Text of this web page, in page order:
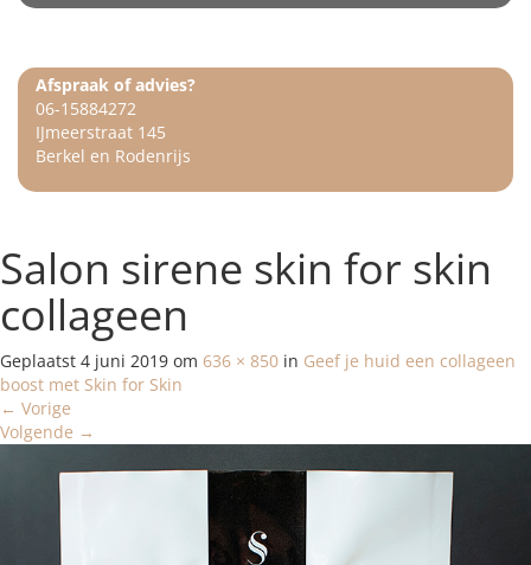
Afspraak of advies?
06-15884272
IJmeerstraat 145
Berkel en Rodenrijs
Salon sirene skin for skin
collageen
Geplaatst 4 juni 2019 om 636 × 850 in Geef je huid een collageen
boost met Skin for Skin
← Vorige
Volgende →